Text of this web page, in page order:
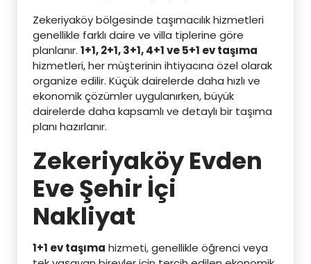
Zekeriyaköy bölgesinde taşımacılık hizmetleri
genellikle farklı daire ve villa tiplerine göre
planlanır. 1+1, 2+1, 3+1, 4+1 ve 5+1 ev taşıma
hizmetleri, her müşterinin ihtiyacına özel olarak
organize edilir. Küçük dairelerde daha hızlı ve
ekonomik çözümler uygulanırken, büyük
dairelerde daha kapsamlı ve detaylı bir taşıma
planı hazırlanır.
Zekeriyaköy Evden
Eve Şehir İçi
Nakliyat
1+1 ev taşıma hizmeti, genellikle öğrenci veya